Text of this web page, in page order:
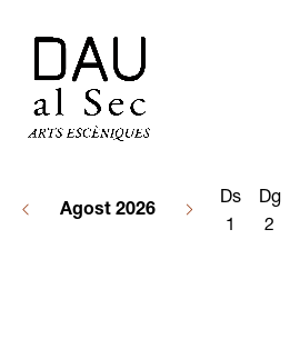
Agost 2026
Ds
1
Dg
2